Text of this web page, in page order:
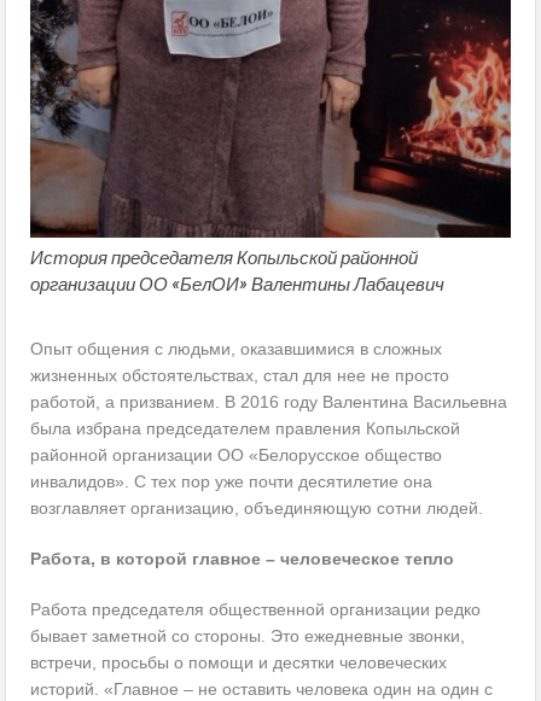
История председателя Копыльской районной
организации ОО «БелОИ» Валентины Лабацевич
Опыт общения с людьми, оказавшимися в сложных
жизненных обстоятельствах, стал для нее не просто
работой, а призванием. В 2016 году Валентина Васильевна
была избрана председателем правления Копыльской
районной организации ОО «Белорусское общество
инвалидов». С тех пор уже почти десятилетие она
возглавляет организацию, объединяющую сотни людей.
Работа, в которой главное – человеческое тепло
Работа председателя общественной организации редко
бывает заметной со стороны. Это ежедневные звонки,
встречи, просьбы о помощи и десятки человеческих
историй. «Главное – не оставить человека один на один с